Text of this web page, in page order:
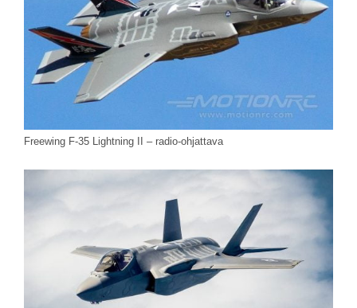
Freewing F-35 Lightning II – radio-ohjattava